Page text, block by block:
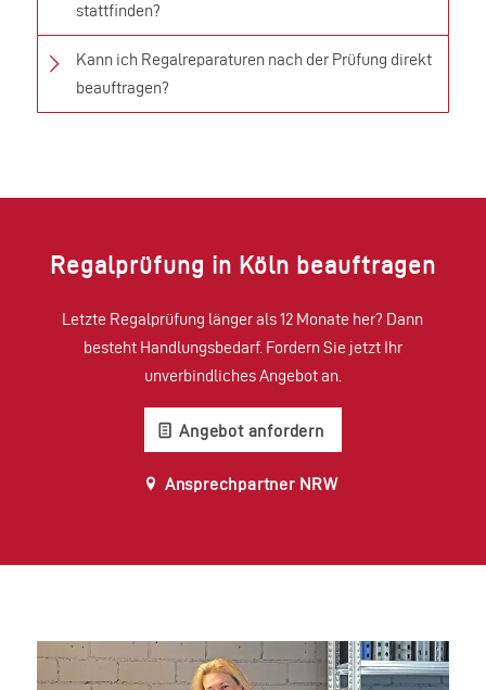
stattfinden?
Kann ich Regalreparaturen nach der Prüfung direkt
beauftragen?
Regalprüfung in Köln beauftragen
Letzte Regalprüfung länger als 12 Monate her? Dann
besteht Handlungsbedarf. Fordern Sie jetzt Ihr
unverbindliches Angebot an.
Angebot anfordern
Ansprechpartner NRW